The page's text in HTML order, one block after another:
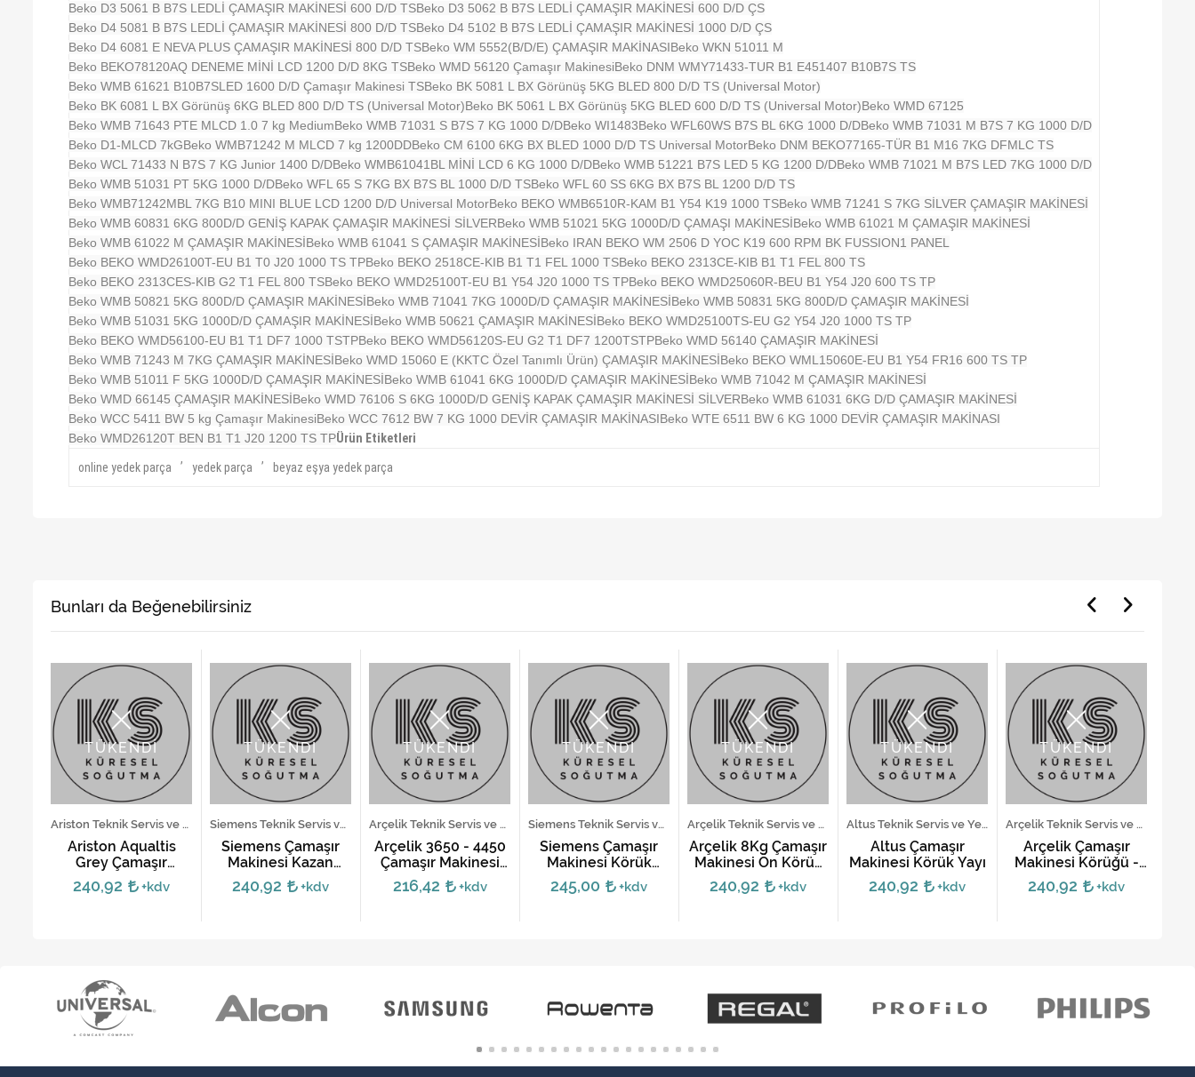
Beko D3 5061 B B7S LEDLİ ÇAMAŞIR MAKİNESİ 600 D/D TSBeko D3 5062 B B7S LEDLİ ÇAMAŞIR MAKİNESİ 600 D/D ÇS
Beko D4 5081 B B7S LEDLİ ÇAMAŞIR MAKİNESİ 800 D/D TSBeko D4 5102 B B7S LEDLİ ÇAMAŞIR MAKİNESİ 1000 D/D ÇS
Beko D4 6081 E NEVA PLUS ÇAMAŞIR MAKİNESİ 800 D/D TSBeko WM 5552(B/D/E) ÇAMAŞIR MAKİNASIBeko WKN 51011 M
Beko BEKO78120AQ DENEME MİNİ LCD 1200 D/D 8KG TSBeko WMD 56120 Çamaşır MakinesiBeko DNM WMY71433-TUR B1 E451407 B10B7S TS
Beko WMB 61621 B10B7SLED 1600 D/D Çamaşır Makinesi TSBeko BK 5081 L BX Görünüş 5KG BLED 800 D/D TS (Universal Motor)
Beko BK 6081 L BX Görünüş 6KG BLED 800 D/D TS (Universal Motor)Beko BK 5061 L BX Görünüş 5KG BLED 600 D/D TS (Universal Motor)Beko WMD 67125
Beko WMB 71643 PTE MLCD 1.0 7 kg MediumBeko WMB 71031 S B7S 7 KG 1000 D/DBeko WI1483Beko WFL60WS B7S BL 6KG 1000 D/DBeko WMB 71031 M B7S 7 KG 1000 D/D
Beko D1-MLCD 7kGBeko WMB71242 M MLCD 7 kg 1200DDBeko CM 6100 6KG BX BLED 1000 D/D TS Universal MotorBeko DNM BEKO77165-TÜR B1 M16 7KG DFMLC TS
Beko WCL 71433 N B7S 7 KG Junior 1400 D/DBeko WMB61041BL MİNİ LCD 6 KG 1000 D/DBeko WMB 51221 B7S LED 5 KG 1200 D/DBeko WMB 71021 M B7S LED 7KG 1000 D/D
Beko WMB 51031 PT 5KG 1000 D/DBeko WFL 65 S 7KG BX B7S BL 1000 D/D TSBeko WFL 60 SS 6KG BX B7S BL 1200 D/D TS
Beko WMB71242MBL 7KG B10 MINI BLUE LCD 1200 D/D Universal MotorBeko BEKO WMB6510R-KAM B1 Y54 K19 1000 TSBeko WMB 71241 S 7KG SİLVER ÇAMAŞIR MAKİNESİ
Beko WMB 60831 6KG 800D/D GENİŞ KAPAK ÇAMAŞIR MAKİNESİ SİLVERBeko WMB 51021 5KG 1000D/D ÇAMAŞI MAKİNESİBeko WMB 61021 M ÇAMAŞIR MAKİNESİ
Beko WMB 61022 M ÇAMAŞIR MAKİNESİBeko WMB 61041 S ÇAMAŞIR MAKİNESİBeko IRAN BEKO WM 2506 D YOC K19 600 RPM BK FUSSION1 PANEL
Beko BEKO WMD26100T-EU B1 T0 J20 1000 TS TPBeko BEKO 2518CE-KIB B1 T1 FEL 1000 TSBeko BEKO 2313CE-KIB B1 T1 FEL 800 TS
Beko BEKO 2313CES-KIB G2 T1 FEL 800 TSBeko BEKO WMD25100T-EU B1 Y54 J20 1000 TS TPBeko BEKO WMD25060R-BEU B1 Y54 J20 600 TS TP
Beko WMB 50821 5KG 800D/D ÇAMAŞIR MAKİNESİBeko WMB 71041 7KG 1000D/D ÇAMAŞIR MAKİNESİBeko WMB 50831 5KG 800D/D ÇAMAŞIR MAKİNESİ
Beko WMB 51031 5KG 1000D/D ÇAMAŞIR MAKİNESİBeko WMB 50621 ÇAMAŞIR MAKİNESİBeko BEKO WMD25100TS-EU G2 Y54 J20 1000 TS TP
Beko BEKO WMD56100-EU B1 T1 DF7 1000 TSTPBeko BEKO WMD56120S-EU G2 T1 DF7 1200TSTPBeko WMD 56140 ÇAMAŞIR MAKİNESİ
Beko WMB 71243 M 7KG ÇAMAŞIR MAKİNESİBeko WMD 15060 E (KKTC Özel Tanımlı Ürün) ÇAMAŞIR MAKİNESİBeko BEKO WML15060E-EU B1 Y54 FR16 600 TS TP
Beko WMB 51011 F 5KG 1000D/D ÇAMAŞIR MAKİNESİBeko WMB 61041 6KG 1000D/D ÇAMAŞIR MAKİNESİBeko WMB 71042 M ÇAMAŞIR MAKİNESİ
Beko WMD 66145 ÇAMAŞIR MAKİNESİBeko WMD 76106 S 6KG 1000D/D GENİŞ KAPAK ÇAMAŞIR MAKİNESİ SİLVERBeko WMB 61031 6KG D/D ÇAMAŞIR MAKİNESİ
Beko WCC 5411 BW 5 kg Çamaşır MakinesiBeko WCC 7612 BW 7 KG 1000 DEVİR ÇAMAŞIR MAKİNASIBeko WTE 6511 BW 6 KG 1000 DEVİR ÇAMAŞIR MAKİNASI
Beko WMD26120T BEN B1 T1 J20 1200 TS TPÜrün Etiketleri
online yedek parça
,
yedek parça
,
beyaz eşya yedek parça
Bunları da Beğenebilirsiniz
TÜKENDİ
Ariston Teknik Servis ve Yedek Parça Hizmetleri
Ariston Aqualtis
Grey Çamaşır
Makinesi Körüğü -
C00279658
240,92 +kdv
TÜKENDİ
Siemens Teknik Servis ve Yedek Parça Hizmetleri
Siemens Çamaşır
Makinesi Kazan
Körüğü - Işıklı
240,92 +kdv
TÜKENDİ
Arçelik Teknik Servis ve Yedek Parça Hizmetleri
Arçelik 3650 - 4450
Çamaşır Makinesi
Körük Lastiği
216,42 +kdv
TÜKENDİ
Siemens Teknik Servis ve Yedek Parça Hizmetleri
Siemens Çamaşır
Makinesi Körük
Lastiği - Işıklı
245,00 +kdv
TÜKENDİ
Arçelik Teknik Servis ve Yedek Parça Hizmetleri
Arçelik 8Kg Çamaşır
Makinesi Ön Körük
Lastiği -
2827081100,2827083100
240,92 +kdv
TÜKENDİ
Altus Teknik Servis ve Yedek Parça Hizmetleri
Altus Çamaşır
Makinesi Körük Yayı
240,92 +kdv
TÜKENDİ
Arçelik Teknik Servis ve Yedek Parça Hizmetleri
Arçelik Çamaşır
Makinesi Körüğü -
Çift Delik
240,92 +kdv